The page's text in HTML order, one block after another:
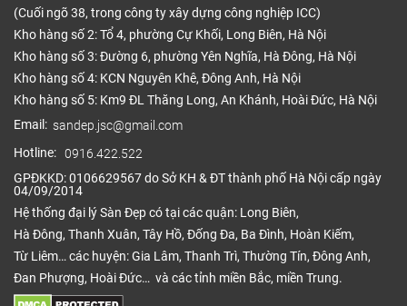
(Cuối ngõ 38, trong công ty xây dựng công nghiệp ICC)
Kho hàng số 2: Tổ 4, phường Cự Khối, Long Biên, Hà Nội
Kho hàng số 3: Đường 6, phường Yên Nghĩa, Hà Đông, Hà Nội
Kho hàng số 4: KCN Nguyên Khê, Đông Anh, Hà Nội
Kho hàng số 5: Km9 ĐL Thăng Long, An Khánh, Hoài Đức, Hà Nội
Email: sandep.jsc@gmail.com
Hotline: 0916.422.522
GPĐKKD: 0106629567 do Sở KH & ĐT thành phố Hà Nội cấp ngày
04/09/2014
Hệ thống đại lý Sàn Đẹp có tại các quận: Long Biên,
Hà Đông, Thanh Xuân, Tây Hồ, Đống Đa, Ba Đình, Hoàn Kiếm,
Từ Liêm… các huyện: Gia Lâm, Thanh Trì, Thường Tín, Đông Anh,
Đan Phượng, Hoài Đức… và các tỉnh miền Bắc, miền Trung.